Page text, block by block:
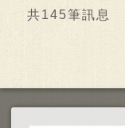
共145筆訊息